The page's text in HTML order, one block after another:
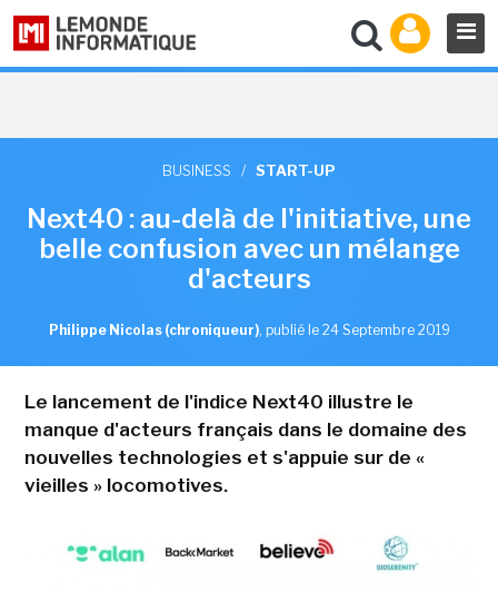
BUSINESS / START-UP
Next40 : au-delà de l'initiative, une
belle confusion avec un mélange
d'acteurs
Philippe Nicolas (chroniqueur), publié le 24 Septembre 2019
Le lancement de l'indice Next40 illustre le
manque d'acteurs français dans le domaine des
nouvelles technologies et s'appuie sur de «
vieilles » locomotives.